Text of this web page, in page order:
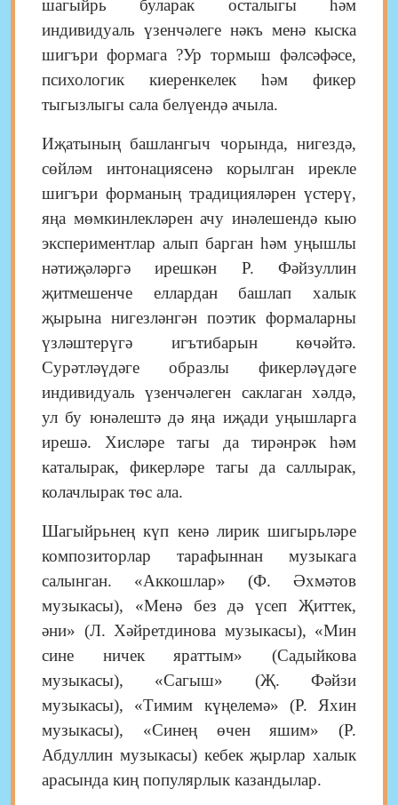
шагыйрь буларак осталыгы һәм
индивидуаль үзенчәлеге нәкъ менә кыска
шигъри формага ?Ур тормыш фәлсәфәсе,
психологик киеренкелек һәм фикер
тыгызлыгы сала белүендә ачыла.
Иҗатының башлангыч чорында, нигездә,
сөйләм интонациясенә корылган ирекле
шигъри форманың традицияләрен үстерү,
яңа мөмкинлекләрен ачу инәлешендә кыю
экспериментлар алып барган һәм уңышлы
нәтиҗәләргә ирешкән Р. Фәйзуллин
җитмешенче еллардан башлап халык
җырына нигезләнгән поэтик формаларны
үзләштерүгә игътибарын көчәйтә.
Сурәтләүдәге образлы фикерләүдәге
индивидуаль үзенчәлеген саклаган хәлдә,
ул бу юнәлештә дә яңа иҗади уңышларга
ирешә. Хисләре тагы да тирәнрәк һәм
каталырак, фикерләре тагы да саллырак,
колачлырак төс ала.
Шагыйрьнең күп кенә лирик шигырьләре
композиторлар тарафыннан музыкага
салынган. «Аккошлар» (Ф. Әхмәтов
музыкасы), «Менә без дә үсеп Җиттек,
әни» (Л. Хәйретдинова музыкасы), «Мин
сине ничек яраттым» (Садыйкова
музыкасы), «Сагыш» (Җ. Фәйзи
музыкасы), «Тимим күңелемә» (Р. Яхин
музыкасы), «Синең өчен яшим» (Р.
Абдуллин музыкасы) кебек җырлар халык
арасында киң популярлык казандылар.